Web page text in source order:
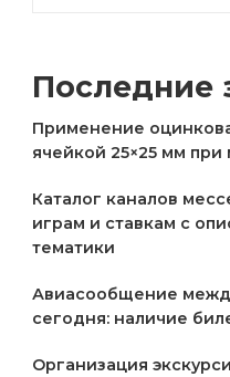
Последние
Применение
ячейкой 25×25 мм
Каталог каналов
играм и ставкам с
тематики
Авиасообщение
сегодня: наличие
Организация